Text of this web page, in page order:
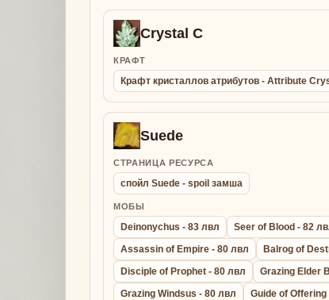
Crystal C
КРАФТ
Крафт кристаллов атрибутов - Attribute
Suede
СТРАНИЦА РЕСУРСА
спойл Suede - spoil замша
МОБЫ
Deinonychus - 83 лвл Seer of Blood - 82
Assassin of Empire - 80 лвл
Balrog of
Disciple of Prophet - 80 лвл
Grazing Elder
Grazing Windsus - 80 лвл
Guide of Offering